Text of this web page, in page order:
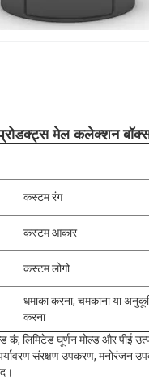
मेल कलेक्शन
कस्टम रंग
कस्टम आकार
कस्टम लोगो
धमाका करना, चमकाना या
करना
लिमिटेड घूर्णन मोल्ड और पीई
संरक्षण उपकरण, मनोरंजन